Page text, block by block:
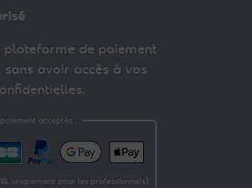
plateforme de paiement
avoir accès à vos